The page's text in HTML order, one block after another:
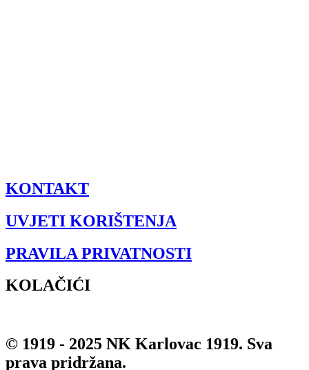
KONTAKT
UVJETI KORIŠTENJA
PRAVILA PRIVATNOSTI
KOLAČIĆI
© 1919 - 2025 NK Karlovac 1919. Sva
prava pridržana.